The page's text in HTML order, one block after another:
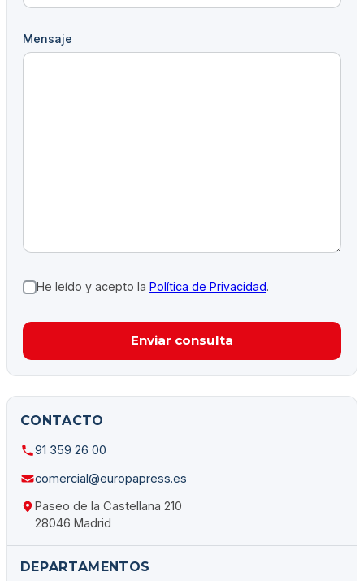
Mensaje
He leído y acepto la Política de Privacidad.
CONTACTO
91 359 26 00
comercial@europapress.es
Paseo de la Castellana 210
28046 Madrid
DEPARTAMENTOS